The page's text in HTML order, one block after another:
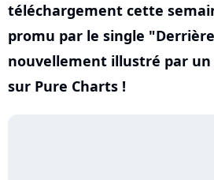
téléchargement cette
promu par le single
nouvellement illustré par un
sur Pure Charts !